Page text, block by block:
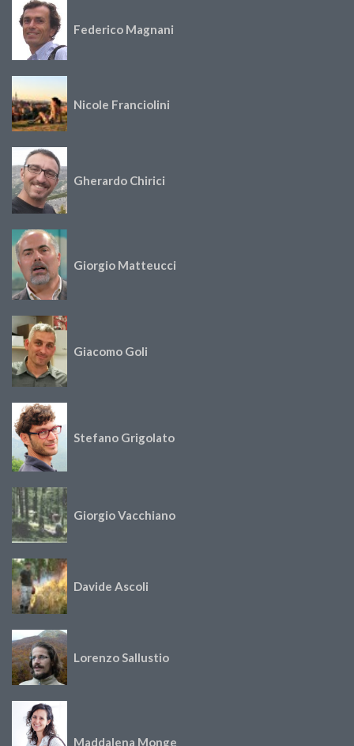
Federico Magnani
Nicole Franciolini
Gherardo Chirici
Giorgio Matteucci
Giacomo Goli
Stefano Grigolato
Giorgio Vacchiano
Davide Ascoli
Lorenzo Sallustio
Maddalena Monge